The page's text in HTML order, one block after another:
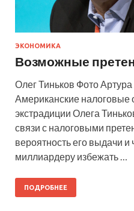
ЭКОНОМИКА
Возможные
Олег Тиньков Фото
Американские налоговые
экстрадиции Олега
связи с налоговыми
вероятность его выдачи
миллиардеру избежать …
ПОДРОБНЕЕ